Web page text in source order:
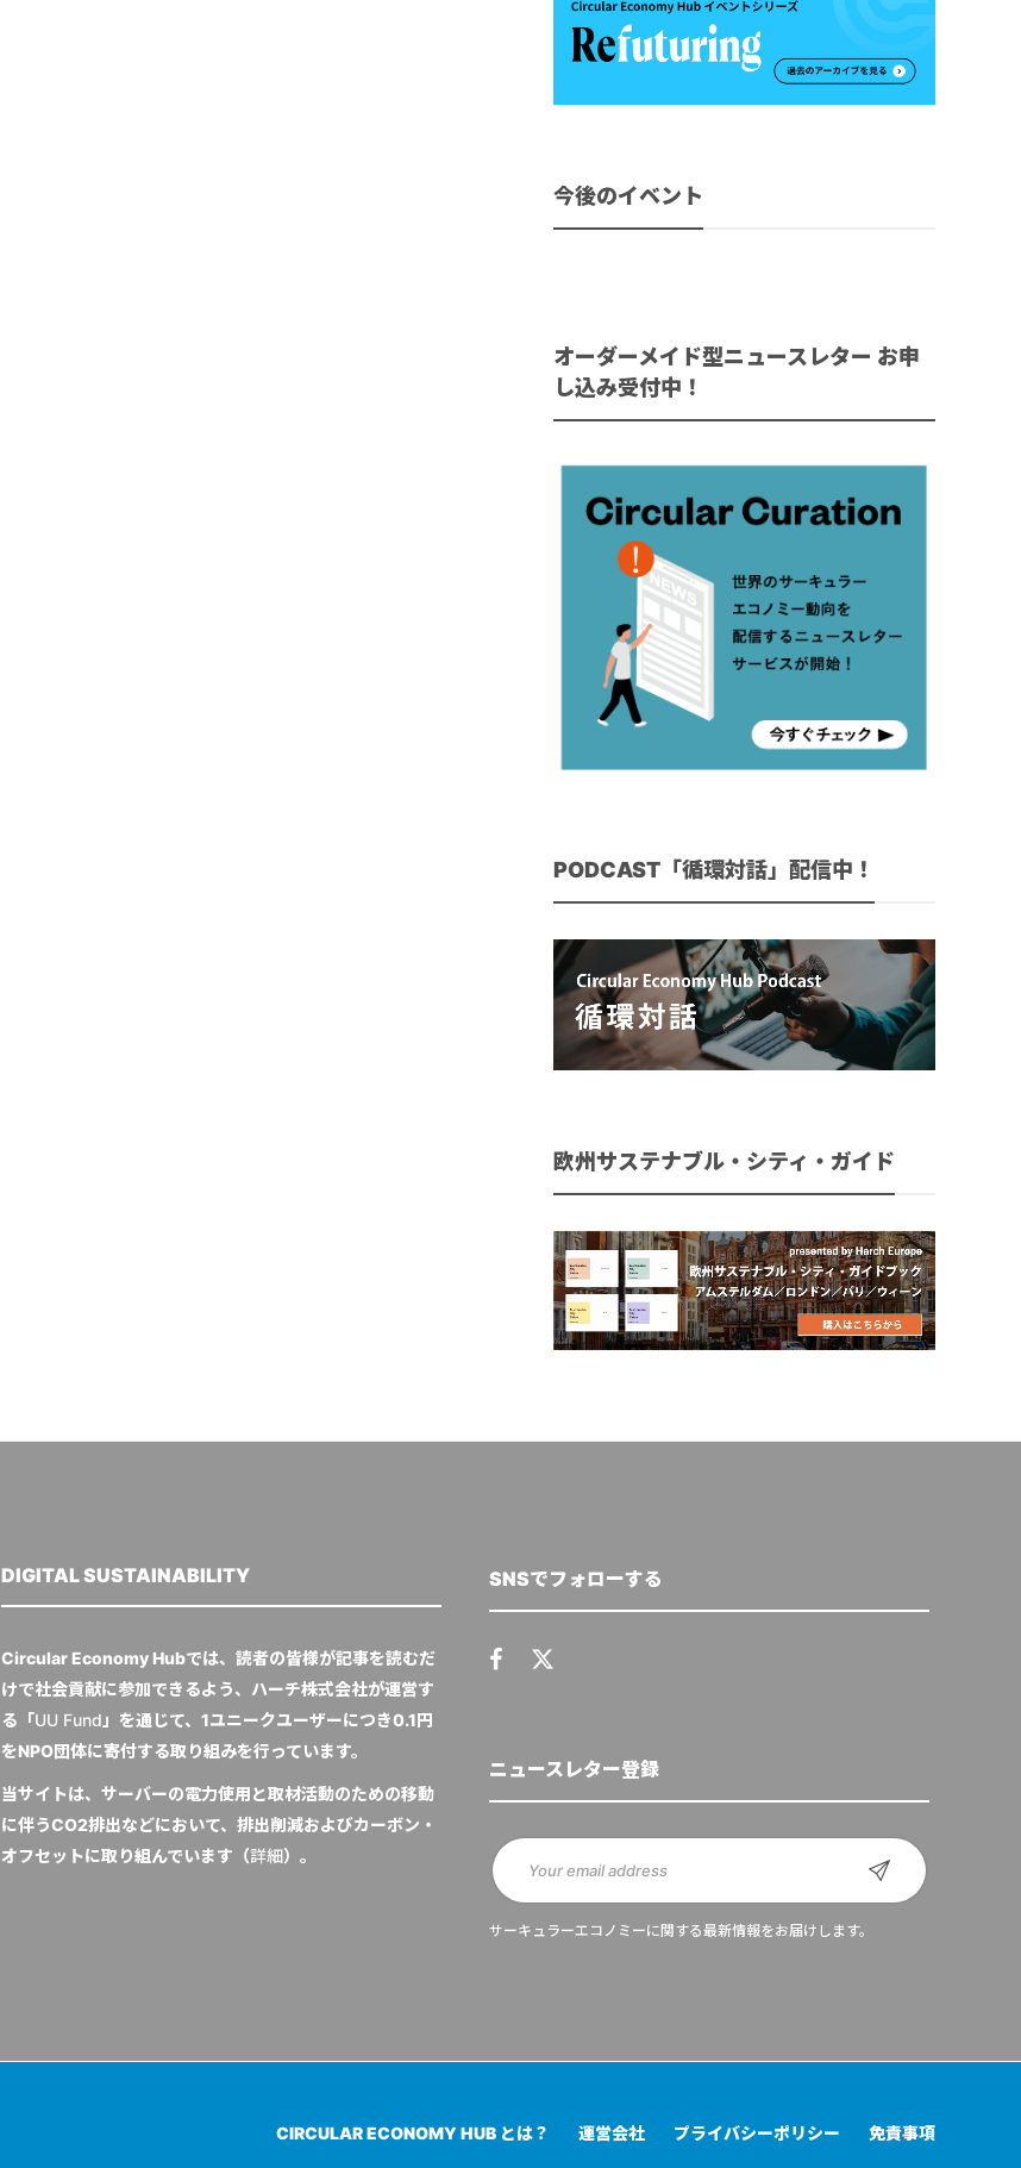
今後のイベント
オーダーメイド型ニュースレター お申
し込み受付中！
PODCAST「循環対話」配信中！
欧州サステナブル・シティ・ガイド
DIGITAL SUSTAINABILITY
Circular Economy Hubでは、読者の皆様が記事を読むだ
けで社会貢献に参加できるよう、ハーチ株式会社が運営す
る「UU Fund」を通じて、1ユニークユーザーにつき0.1円
をNPO団体に寄付する取り組みを行っています。
当サイトは、サーバーの電力使用と取材活動のための移動
に伴うCO2排出などにおいて、排出削減およびカーボン・
オフセットに取り組んでいます（詳細）。
SNSでフォローする
ニュースレター登録
サーキュラーエコノミーに関する最新情報をお届けします。
CIRCULAR ECONOMY HUB とは？ 運営会社 プライバシーポリシー 免責事項